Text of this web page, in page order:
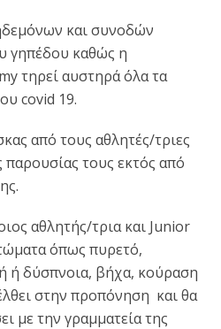
και συνοδών
γηπέδου καθώς η
τηρεί αυστηρά όλα τα
covid 19.
από τους αθλητές/τριες
παρουσίας τους εκτός από
αθλητής/τρια και Junior
όπως πυρετό,
ή δύσπνοια, βήχα, κούραση
στην προπόνηση και θα
με την γραμματεία της